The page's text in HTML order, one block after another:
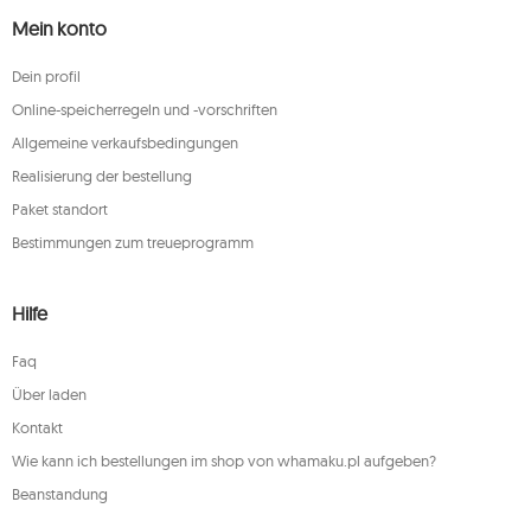
Mein konto
Dein profil
Online-speicherregeln und -vorschriften
Allgemeine verkaufsbedingungen
Realisierung der bestellung
Paket standort
Bestimmungen zum treueprogramm
Hilfe
Faq
Über laden
Kontakt
Wie kann ich bestellungen im shop von whamaku.pl aufgeben?
Beanstandung